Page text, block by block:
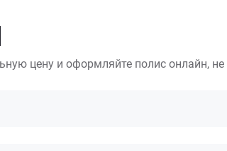
цену и оформляйте полис онлайн,